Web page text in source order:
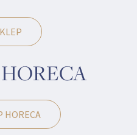
HORECA